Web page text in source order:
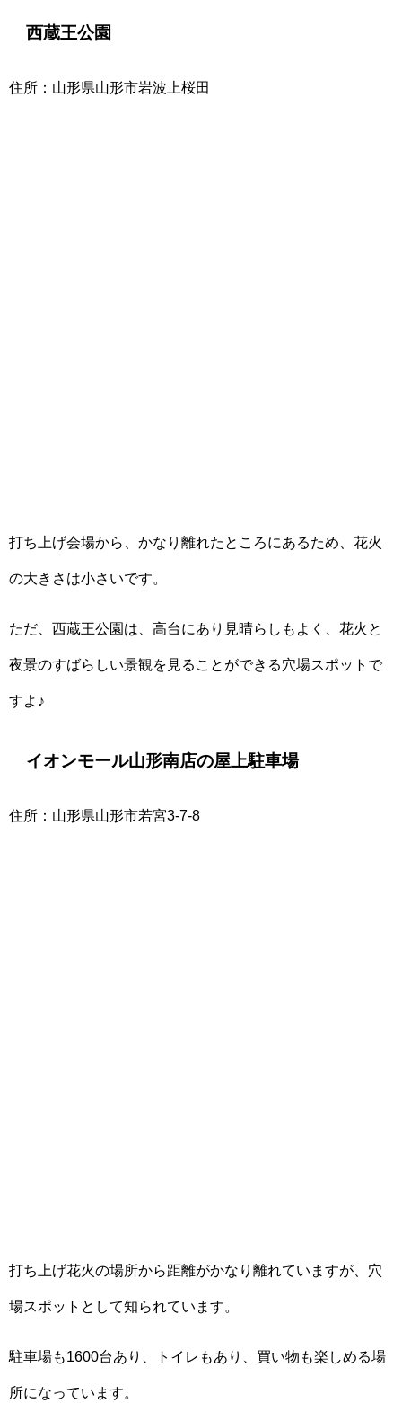
西蔵王公園
住所：山形県山形市岩波上桜田
打ち上げ会場から、かなり離れたところにあるため、花火
の大きさは小さいです。
ただ、西蔵王公園は、高台にあり見晴らしもよく、花火と
夜景のすばらしい景観を見ることができる穴場スポットで
すよ♪
イオンモール山形南店の屋上駐車場
住所：山形県山形市若宮3-7-8
打ち上げ花火の場所から距離がかなり離れていますが、穴
場スポットとして知られています。
駐車場も1600台あり、トイレもあり、買い物も楽しめる場
所になっています。